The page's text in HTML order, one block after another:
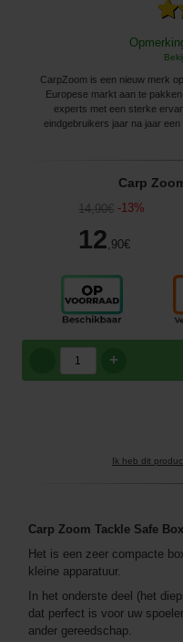
CarpZoom is een nieuw merk
Europese markt aan te
experts met een sterke
eindgebruikers jaar na jaar
Carp
14,90€ -13%
12 ,90€
+
Ik heb dit
Carp Zoom Tackle Safe Box
Het is een zeer compacte
kleine apparatuur.
In het onderste deel (het
dat perfect is voor uw
ander gereedschap.